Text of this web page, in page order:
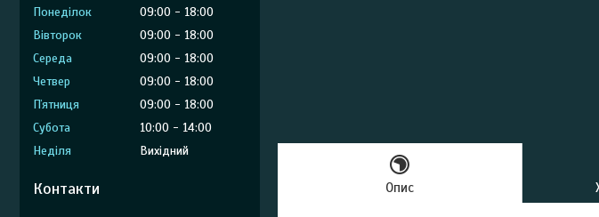
Опис
Понеділок 09:00
18:00
Вівторок
09:00
18:00
Середа
09:00
18:00
Четвер
09:00
18:00
Пʼятниця
09:00
18:00
Субота
10:00
14:00
Неділя
Вихідний
Контакти